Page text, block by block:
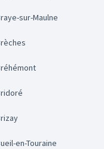
Braye-sur-Maulne
Brèches
Bréhémont
Bridoré
Brizay
Bueil-en-Touraine